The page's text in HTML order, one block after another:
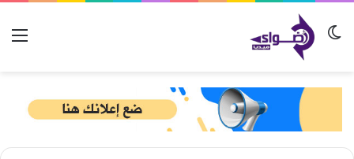
الوضع المظلم